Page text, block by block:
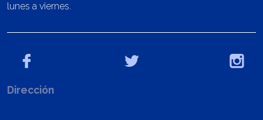
lunes a viernes.
Dirección